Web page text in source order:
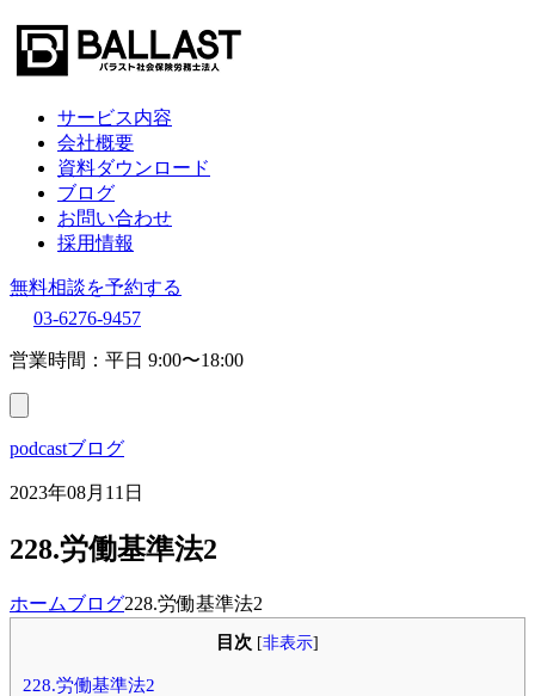
サービス内容
会社概要
資料ダウンロード
ブログ
お問い合わせ
採用情報
無料相談を予約する
03-6276-9457
営業時間：平日 9:00〜18:00
podcastブログ
2023年08月11日
228.労働基準法2
ホームブログ228.労働基準法2
目次 [非表示]
228.労働基準法2